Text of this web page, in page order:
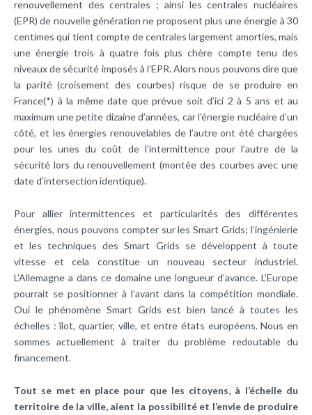
renouvellement des centrales ; ainsi les centrales nucléaires
(EPR) de nouvelle génération ne proposent plus une énergie à 30
centimes qui tient compte de centrales largement amorties, mais
une énergie trois à quatre fois plus chère compte tenu des
niveaux de sécurité imposés à l’EPR. Alors nous pouvons dire que
la parité (croisement des courbes) risque de se produire en
France(*) à la même date que prévue soit d’ici 2 à 5 ans et au
maximum une petite dizaine d’années, car l’énergie nucléaire d’un
côté, et les énergies renouvelables de l’autre ont été chargées
pour les unes du coût de l’intermittence pour l’autre de la
sécurité lors du renouvellement (montée des courbes avec une
date d’intersection identique).
Pour allier intermittences et particularités des différentes
énergies, nous pouvons compter sur les Smart Grids; l’ingénierie
et les techniques des Smart Grids se développent à toute
vitesse et cela constitue un nouveau secteur industriel.
L’Allemagne a dans ce domaine une longueur d’avance. L’Europe
pourrait se positionner à l’avant dans la compétition mondiale.
Oui le phénomène Smart Grids est bien lancé à toutes les
échelles : îlot, quartier, ville, et entre états européens. Nous en
sommes actuellement à traiter du problème redoutable du
financement.
Tout se met en place pour que les citoyens, à l’échelle du
territoire de la ville, aient la possibilité et l’envie de produire